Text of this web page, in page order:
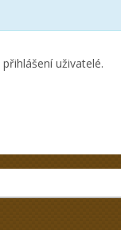
uživatelé.